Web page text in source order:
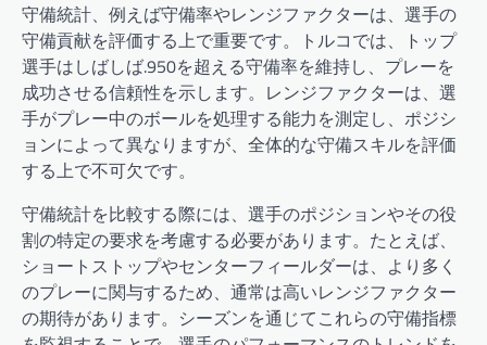
守備統計、例えば守備率やレンジファクターは、選手の
守備貢献を評価する上で重要です。トルコでは、トップ
選手はしばしば.950を超える守備率を維持し、プレーを
成功させる信頼性を示します。レンジファクターは、選
手がプレー中のボールを処理する能力を測定し、ポジシ
ョンによって異なりますが、全体的な守備スキルを評価
する上で不可欠です。
守備統計を比較する際には、選手のポジションやその役
割の特定の要求を考慮する必要があります。たとえば、
ショートストップやセンターフィールダーは、より多く
のプレーに関与するため、通常は高いレンジファクター
の期待があります。シーズンを通じてこれらの守備指標